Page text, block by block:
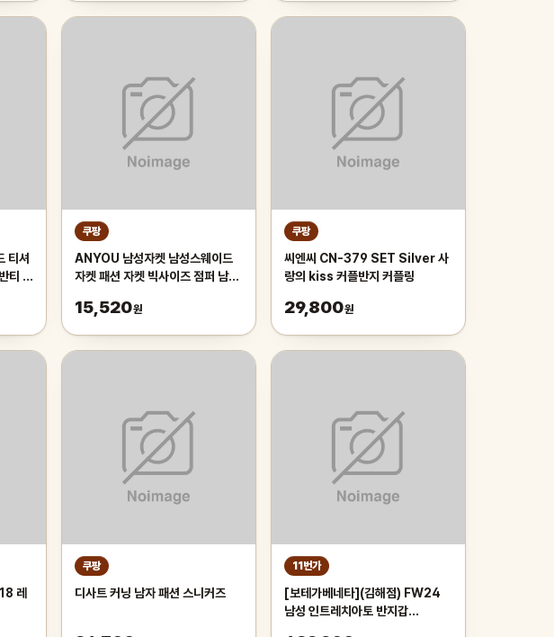
티셔
티 아
쿠팡
ANYOU 남성자켓 남성스웨이드
자켓 패션 자켓 빅사이즈 점퍼 남자
15,520원
쿠팡
씨엔씨 CN-379 SET Silver 사
랑의 kiss 커플반지 커플링
29,800원
레
쿠팡
디사트 커닝 남자 패션 스니커즈
11번가
[보테가베네타](김해점) FW24
남성 인트레치아토 반지갑